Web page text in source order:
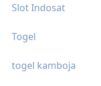
Slot Indosat
Togel
togel kamboja